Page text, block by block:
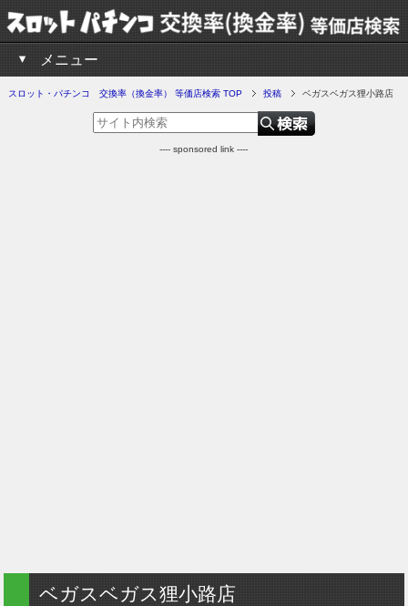
メニュー
スロット・パチンコ 交換率（換金率） 等価店検索 TOP 投稿 ベガスベガス狸小路店
---- sponsored link ----
ベガスベガス狸小路店